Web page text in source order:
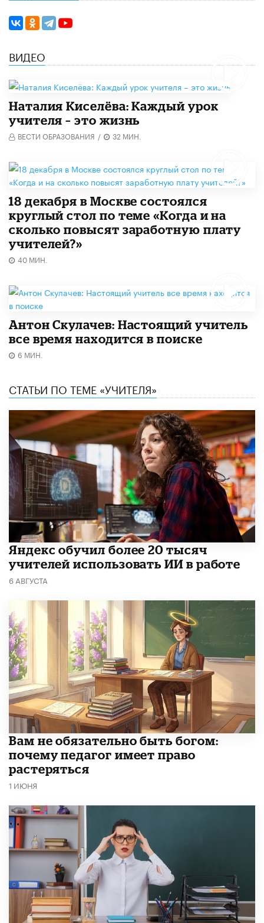
ВИДЕО
Наталия Киселёва: Каждый урок
учителя – это жизнь
ВЕСТИ ОБРАЗОВАНИЯ / 32 МИН.
18 декабря в Москве состоялся
круглый стол по теме «Когда и на
сколько повысят заработную плату
учителей?»
40 МИН.
Антон Скулачев: Настоящий учитель
все время находится в поиске
6 МИН.
СТАТЬИ ПО ТЕМЕ «УЧИТЕЛЯ»
​Яндекс обучил более 20 тысяч
учителей использовать ИИ в работе
6 АВГУСТА
​Вам не обязательно быть богом:
почему педагог имеет право
растеряться
1 ИЮНЯ